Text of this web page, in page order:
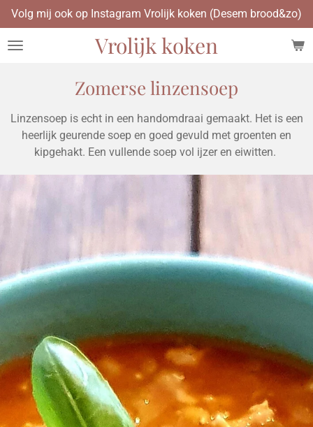
Ga
direct
naar
Vrolijk koken
Volg mij ook op Instagram Vrolijk koken (Desem brood&zo)
Zomerse linzensoep
Linzensoep is echt in een handomdraai gemaakt. Het is een
heerlijk geurende soep en goed gevuld met groenten en
kipgehakt. Een vullende soep vol ijzer en eiwitten.